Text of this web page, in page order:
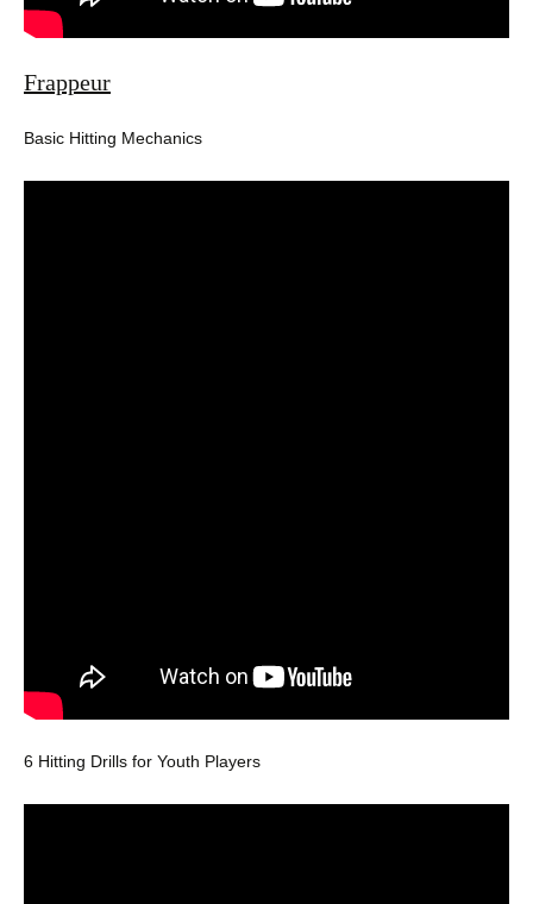
Frappeur
Basic Hitting Mechanics
6 Hitting Drills for Youth Players